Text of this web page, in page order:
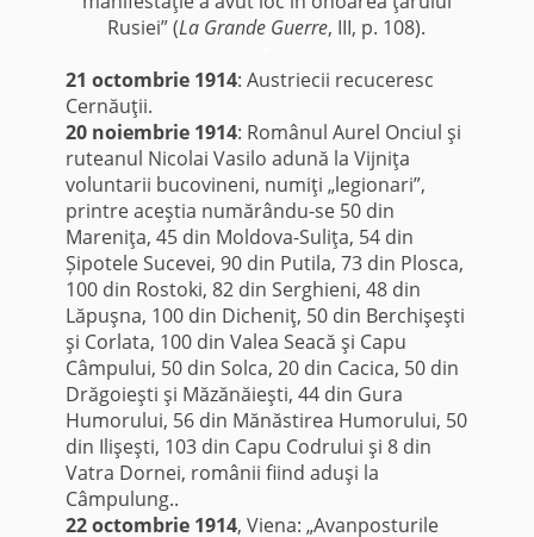
Rusiei” (La Grande Guerre, III, p. 108).
21 octombrie 1914: Austriecii recuceresc
Cernăuţii.
20 noiembrie 1914: Românul Aurel Onciul şi
ruteanul Nicolai Vasilo adună la Vijniţa
voluntarii bucovineni, numiţi „legionari”,
printre aceştia numărându-se 50 din
Mareniţa, 45 din Moldova-Suliţa, 54 din
Șipotele Sucevei, 90 din Putila, 73 din Plosca,
100 din Rostoki, 82 din Serghieni, 48 din
Lăpuşna, 100 din Dicheniţ, 50 din Berchişeşti
şi Corlata, 100 din Valea Seacă şi Capu
Câmpului, 50 din Solca, 20 din Cacica, 50 din
Drăgoieşti şi Măzănăieşti, 44 din Gura
Humorului, 56 din Mănăstirea Humorului, 50
din Ilişeşti, 103 din Capu Codrului şi 8 din
Vatra Dornei, românii fiind aduşi la
Câmpulung..
22 octombrie 1914, Viena: „Avanposturile